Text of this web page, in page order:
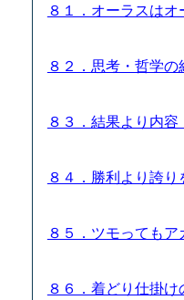
８１．オーラスは
８２．思考・哲学
８３．結果より内
８４．勝利より誇
８５．ツモっても
８６．着どり仕掛